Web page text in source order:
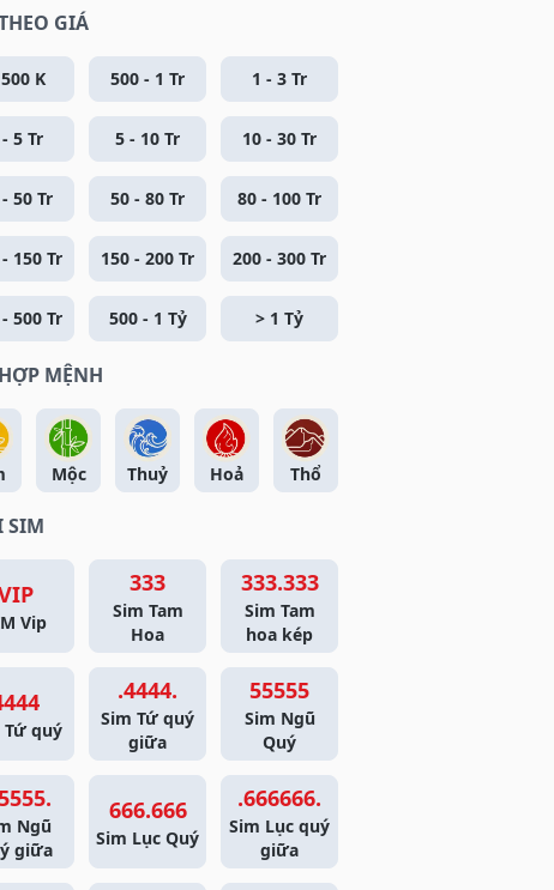
GIÁ
K 500 - 1 Tr 1 - 3 Tr
5 Tr 5 - 10 Tr 10 - 30 Tr
50 Tr 50 - 80 Tr 80 - 100 Tr
150 Tr 150 - 200 Tr 200 - 300 Tr
500 Tr 500 - 1 Tỷ > 1 Tỷ
MỆNH
Mộc Thuỷ Hoả Thổ
SIM
Vip
333
Sim Tam
Hoa
333.333
Sim Tam
hoa kép
Tứ quý
.4444.
Sim Tứ quý
giữa
55555
Sim Ngũ
Quý
Ngũ
giữa
666.666
Sim Lục Quý
.666666.
Sim Lục quý
giữa